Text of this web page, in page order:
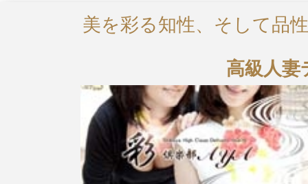
美を彩る知性、そして品
高級人